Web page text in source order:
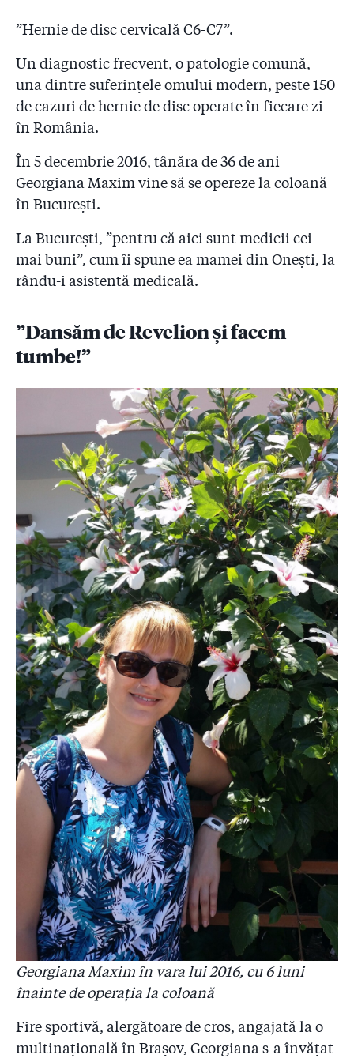
2.23
#Colectiv - Raed Arafat îi răspunde lui Dacian
Cioloș: ”Și la atentatele din Bruxelles resuscitările s-au
făcut pe caldarâm!”. I-a trimis premierului și poze din
Belgia
2.24
#Colectiv. Șeful Corpului de Control al lui Cioloș: ”N-
explică cifrele neclare”
2.25
Piedone le-a amenajat un birou în primărie
pompierilor care s-au făcut că verifică ”Colectiv”
2.26
Numele a sute de medici schimbate ca să pice la
comisia ”aranjată” pentru examenul de specializare!
nu am bani sau pile! Am spus atunci că sunt prostii.
Nu sunt prostii deloc!”
10 ani până când pompierii vor controla toate cele
27.500 de obiective din București și Ilfov!
2.29
Judecătorul aprobase ”supravegherea video și audio”
timp de o lună a lui Condrea! De ce nu l-au filat
procurorii nici măcar în ziua dinaintea arestării, când
a avut loc accidentul?!
2.30 Omorâtă de infecții și mințită!
2.31
Trei ani de la incendiul Colectiv – „Luptați pentru
viața voastră!”
2.32 English title to be translated
”Hernie de disc cervicală C6-C7”.
Un diagnostic frecvent, o patologie comună,
una dintre suferințele omului modern, peste 150
de cazuri de hernie de disc operate în fiecare zi
în România.
În 5 decembrie 2016, tânăra de 36 de ani
Georgiana Maxim vine să se opereze la coloană
în București.
La București, ”pentru că aici sunt medicii cei
mai buni”, cum îi spune ea mamei din Onești, la
rându-i asistentă medicală.
”Dansăm de Revelion și facem
tumbe!”
Georgiana Maxim în vara lui 2016, cu 6 luni
înainte de operația la coloană
Fire sportivă, alergătoare de cros, angajată la o
multinațională în Brașov, Georgiana s-a învățat